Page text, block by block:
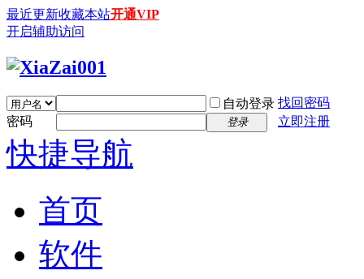
最近更新收藏本站开通VIP
开启辅助访问
自动登录 找回密码
密码
登录 立即注册
快捷导航
首页
软件